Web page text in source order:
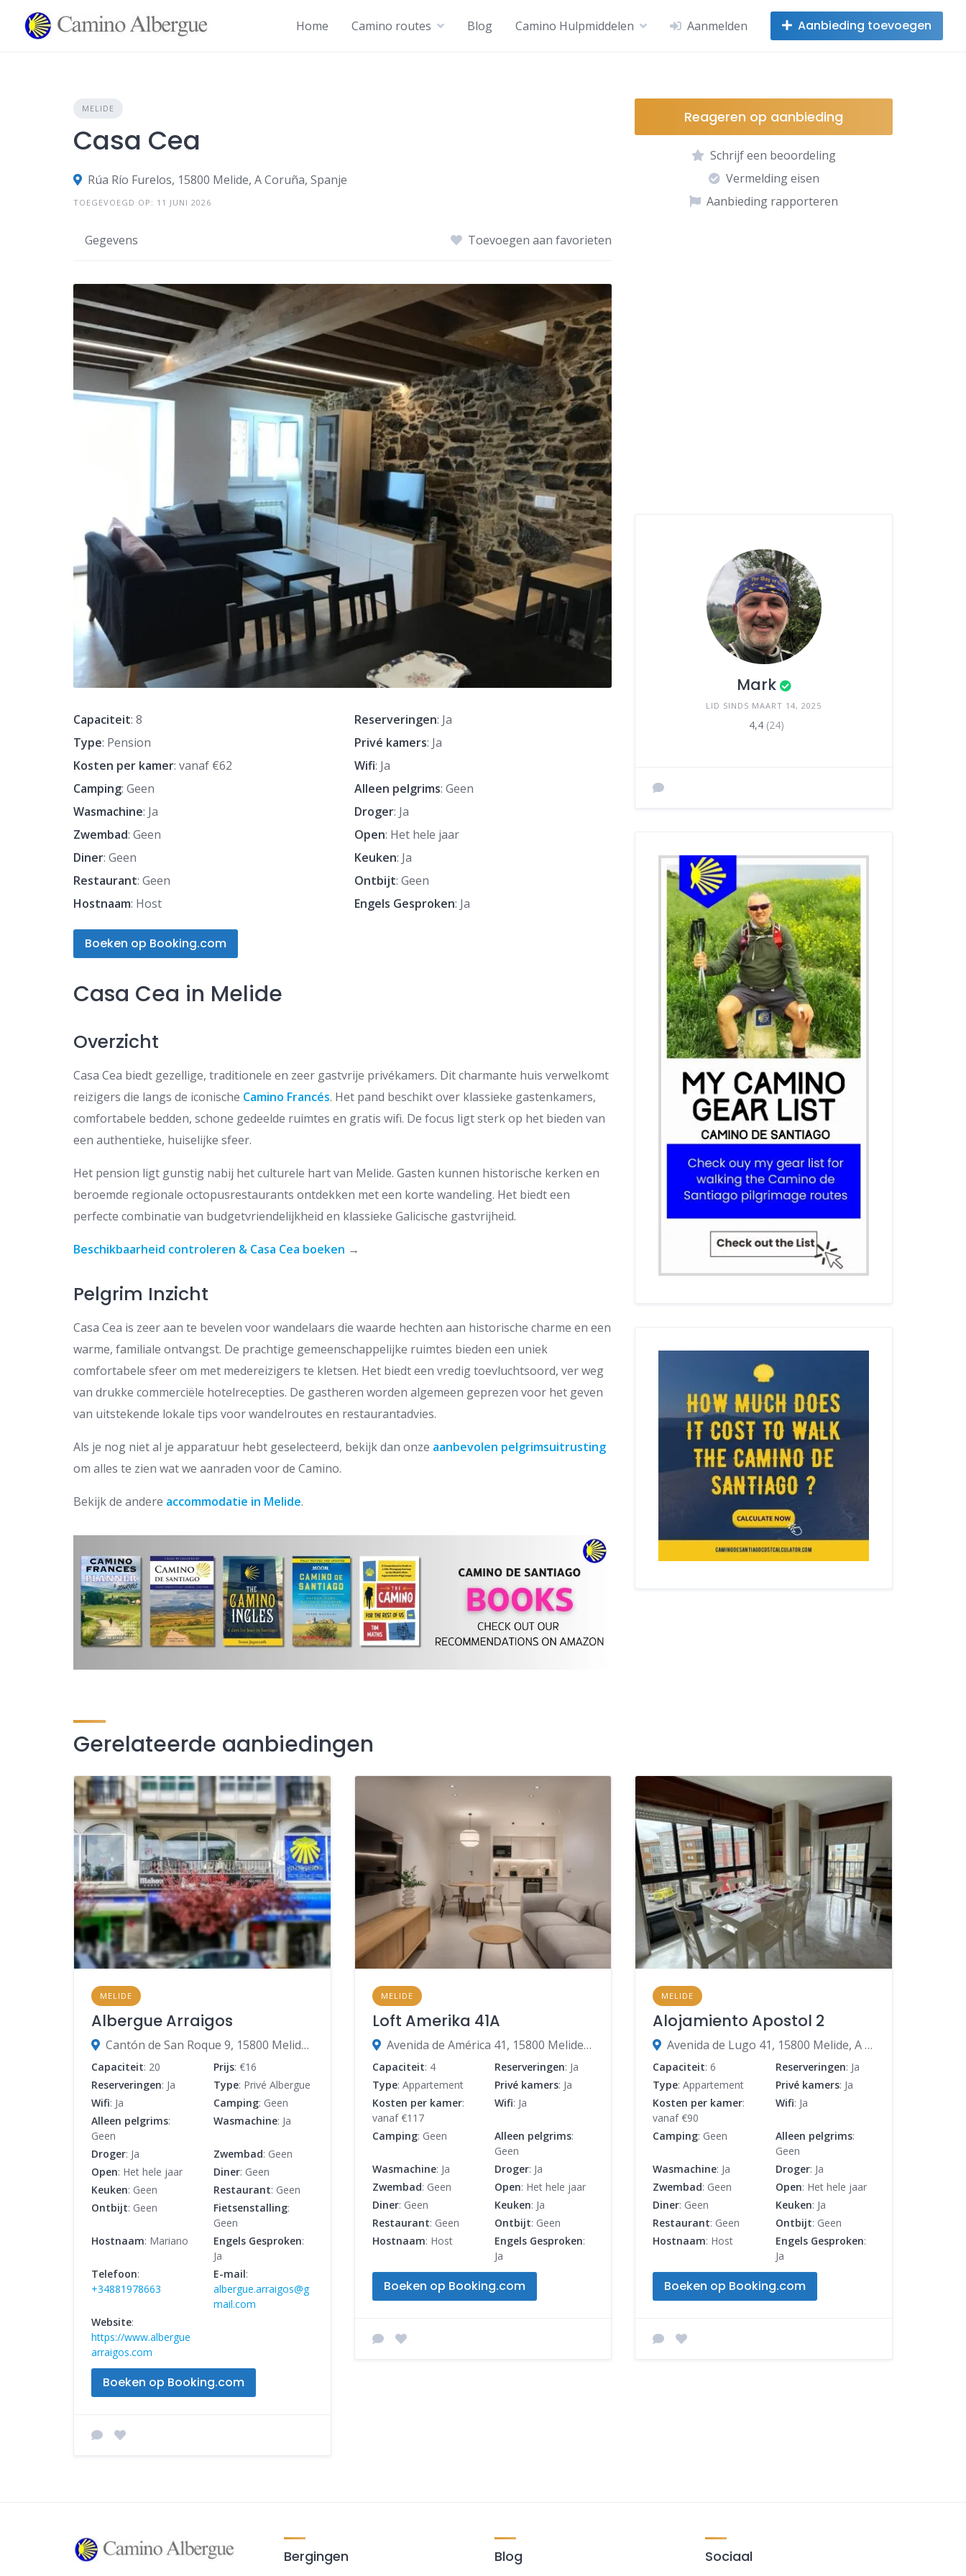
inhoud
Home Camino routes Blog Camino Hulpmiddelen Aanmelden Aanbieding toevoegen
MELIDE
Casa Cea
Rúa Río Furelos, 15800 Melide, A Coruña, Spanje
TOEGEVOEGD OP: 11 JUNI 2026
Gegevens Toevoegen aan favorieten
Capaciteit: 8 Reserveringen: Ja
Type: Pension Privé kamers: Ja
Kosten per kamer: vanaf €62 Wifi: Ja
Camping: Geen Alleen pelgrims: Geen
Wasmachine: Ja Droger: Ja
Zwembad: Geen Open: Het hele jaar
Diner: Geen Keuken: Ja
Restaurant: Geen Ontbijt: Geen
Hostnaam: Host Engels Gesproken: Ja
Boeken op Booking.com
Casa Cea in Melide
Overzicht
Casa Cea biedt gezellige, traditionele en zeer gastvrije privékamers. Dit charmante huis verwelkomt
reizigers die langs de iconische Camino Francés. Het pand beschikt over klassieke gastenkamers,
comfortabele bedden, schone gedeelde ruimtes en gratis wifi. De focus ligt sterk op het bieden van
een authentieke, huiselijke sfeer.
Het pension ligt gunstig nabij het culturele hart van Melide. Gasten kunnen historische kerken en
beroemde regionale octopusrestaurants ontdekken met een korte wandeling. Het biedt een
perfecte combinatie van budgetvriendelijkheid en klassieke Galicische gastvrijheid.
Beschikbaarheid controleren & Casa Cea boeken →
Pelgrim Inzicht
Casa Cea is zeer aan te bevelen voor wandelaars die waarde hechten aan historische charme en een
warme, familiale ontvangst. De prachtige gemeenschappelijke ruimtes bieden een uniek
comfortabele sfeer om met medereizigers te kletsen. Het biedt een vredig toevluchtsoord, ver weg
van drukke commerciële hotelrecepties. De gastheren worden algemeen geprezen voor het geven
van uitstekende lokale tips voor wandelroutes en restaurantadvies.
Als je nog niet al je apparatuur hebt geselecteerd, bekijk dan onze aanbevolen pelgrimsuitrusting
om alles te zien wat we aanraden voor de Camino.
Bekijk de andere accommodatie in Melide.
Reageren op aanbieding
Schrijf een beoordeling
Vermelding eisen
Aanbieding rapporteren
Mark
LID SINDS MAART 14, 2025
4,4 (24)
Gerelateerde aanbiedingen
MELIDE
Albergue Arraigos
Cantón de San Roque 9, 15800 Melide, A Coruña, Spanje
Capaciteit: 20 Prijs: €16
Reserveringen: Ja Type: Privé Albergue
Wifi: Ja Camping: Geen
Alleen pelgrims:
Geen
Wasmachine: Ja
Droger: Ja Zwembad: Geen
Open: Het hele jaar Diner: Geen
Keuken: Geen Restaurant: Geen
Ontbijt: Geen Fietsenstalling:
Geen
Hostnaam: Mariano Engels Gesproken:
Ja
Telefoon:
+34881978663
E-mail:
albergue.arraigos@g
mail.com
Website:
https://www.albergue
arraigos.com
Boeken op Booking.com
MELIDE
Loft Amerika 41A
Avenida de América 41, 15800 Melide, A Coruña, Spanje
Capaciteit: 4 Reserveringen: Ja
Type: Appartement Privé kamers: Ja
Kosten per kamer:
vanaf €117
Wifi: Ja
Camping: Geen Alleen pelgrims:
Geen
Wasmachine: Ja Droger: Ja
Zwembad: Geen Open: Het hele jaar
Diner: Geen Keuken: Ja
Restaurant: Geen Ontbijt: Geen
Hostnaam: Host Engels Gesproken:
Ja
Boeken op Booking.com
MELIDE
Alojamiento Apostol 2
Avenida de Lugo 41, 15800 Melide, A Coruña, Spanje
Capaciteit: 6 Reserveringen: Ja
Type: Appartement Privé kamers: Ja
Kosten per kamer:
vanaf €90
Wifi: Ja
Camping: Geen Alleen pelgrims:
Geen
Wasmachine: Ja Droger: Ja
Zwembad: Geen Open: Het hele jaar
Diner: Geen Keuken: Ja
Restaurant: Geen Ontbijt: Geen
Hostnaam: Host Engels Gesproken:
Ja
Boeken op Booking.com
Bergingen Blog Sociaal